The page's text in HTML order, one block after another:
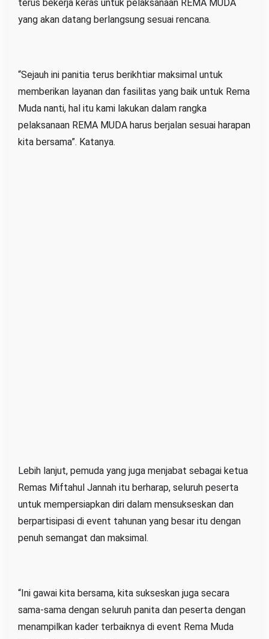
terus bekerja keras untuk pelaksanaan REMA MUDA
yang akan datang berlangsung sesuai rencana.
“Sejauh ini panitia terus berikhtiar maksimal untuk
memberikan layanan dan fasilitas yang baik untuk Rema
Muda nanti, hal itu kami lakukan dalam rangka
pelaksanaan REMA MUDA harus berjalan sesuai harapan
kita bersama”. Katanya.
Lebih lanjut, pemuda yang juga menjabat sebagai ketua
Remas Miftahul Jannah itu berharap, seluruh peserta
untuk mempersiapkan diri dalam mensukseskan dan
berpartisipasi di event tahunan yang besar itu dengan
penuh semangat dan maksimal.
“Ini gawai kita bersama, kita sukseskan juga secara
sama-sama dengan seluruh panita dan peserta dengan
menampilkan kader terbaiknya di event Rema Muda